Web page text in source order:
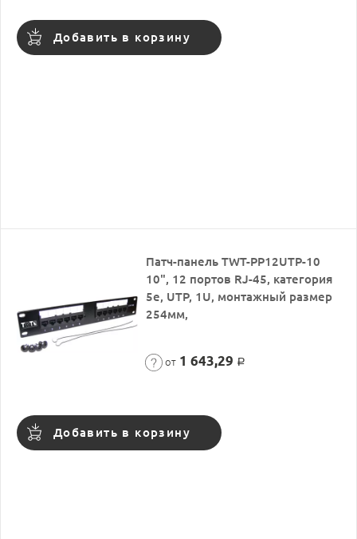
Добавить в корзину
Патч-панель TWT-PP12UTP-10
10", 12 портов RJ-45, категория
5e, UTP, 1U, монтажный размер
254мм,
от 1 643,29 Р
Добавить в корзину